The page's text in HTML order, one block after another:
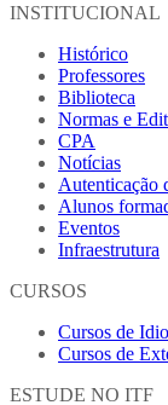
INSTITUCIONAL
Histórico
Professores
Biblioteca
Normas e
CPA
Notícias
Autenticação
Alunos
Eventos
Infraestrutura
CURSOS
Cursos de
Cursos de
ESTUDE NO ITF